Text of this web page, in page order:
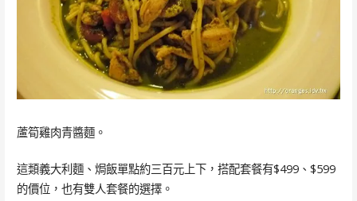
蘆筍雞肉青醬麵。
這類義大利麵、焗飯單點約三百元上下，搭配套餐有$499、$599
的價位，也有雙人套餐的選擇。